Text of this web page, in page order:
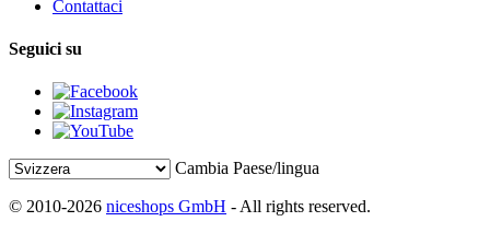
Contattaci
Seguici su
Cambia Paese/lingua
© 2010-2026 niceshops GmbH - All rights reserved.